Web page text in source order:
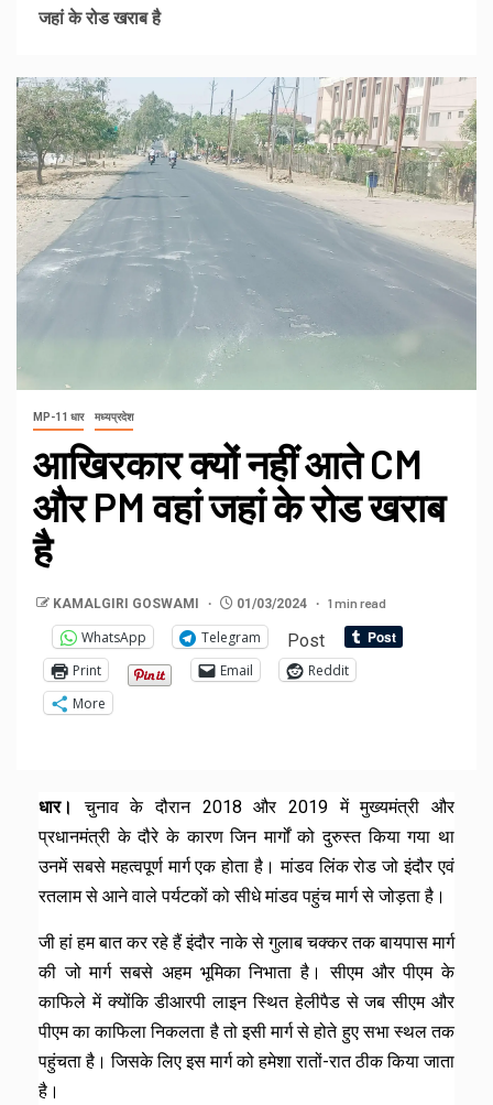
जहां के रोड खराब है
MP-11 धार मध्यप्रदेश
आखिरकार क्यों नहीं आते CM
और PM वहां जहां के रोड खराब
है
KAMALGIRI GOSWAMI 01/03/2024 1 min read
WhatsApp Telegram Post
Print Email
Reddit
More
धार।
चुनाव के दौरान 2018 और 2019 में मुख्यमंत्री और
प्रधानमंत्री के दौरे के कारण जिन मार्गों को दुरुस्त किया गया था
उनमें सबसे महत्वपूर्ण मार्ग एक होता है। मांडव लिंक रोड जो इंदौर एवं
रतलाम से आने वाले पर्यटकों को सीधे मांडव पहुंच मार्ग से जोड़ता है।
जी हां हम बात कर रहे हैं इंदौर नाके से गुलाब चक्कर तक बायपास मार्ग
की जो मार्ग सबसे अहम भूमिका निभाता है। सीएम और पीएम के
काफिले में क्योंकि डीआरपी लाइन स्थित हेलीपैड से जब सीएम और
पीएम का काफिला निकलता है तो इसी मार्ग से होते हुए सभा स्थल तक
पहुंचता है। जिसके लिए इस मार्ग को हमेशा रातों-रात ठीक किया जाता
है।